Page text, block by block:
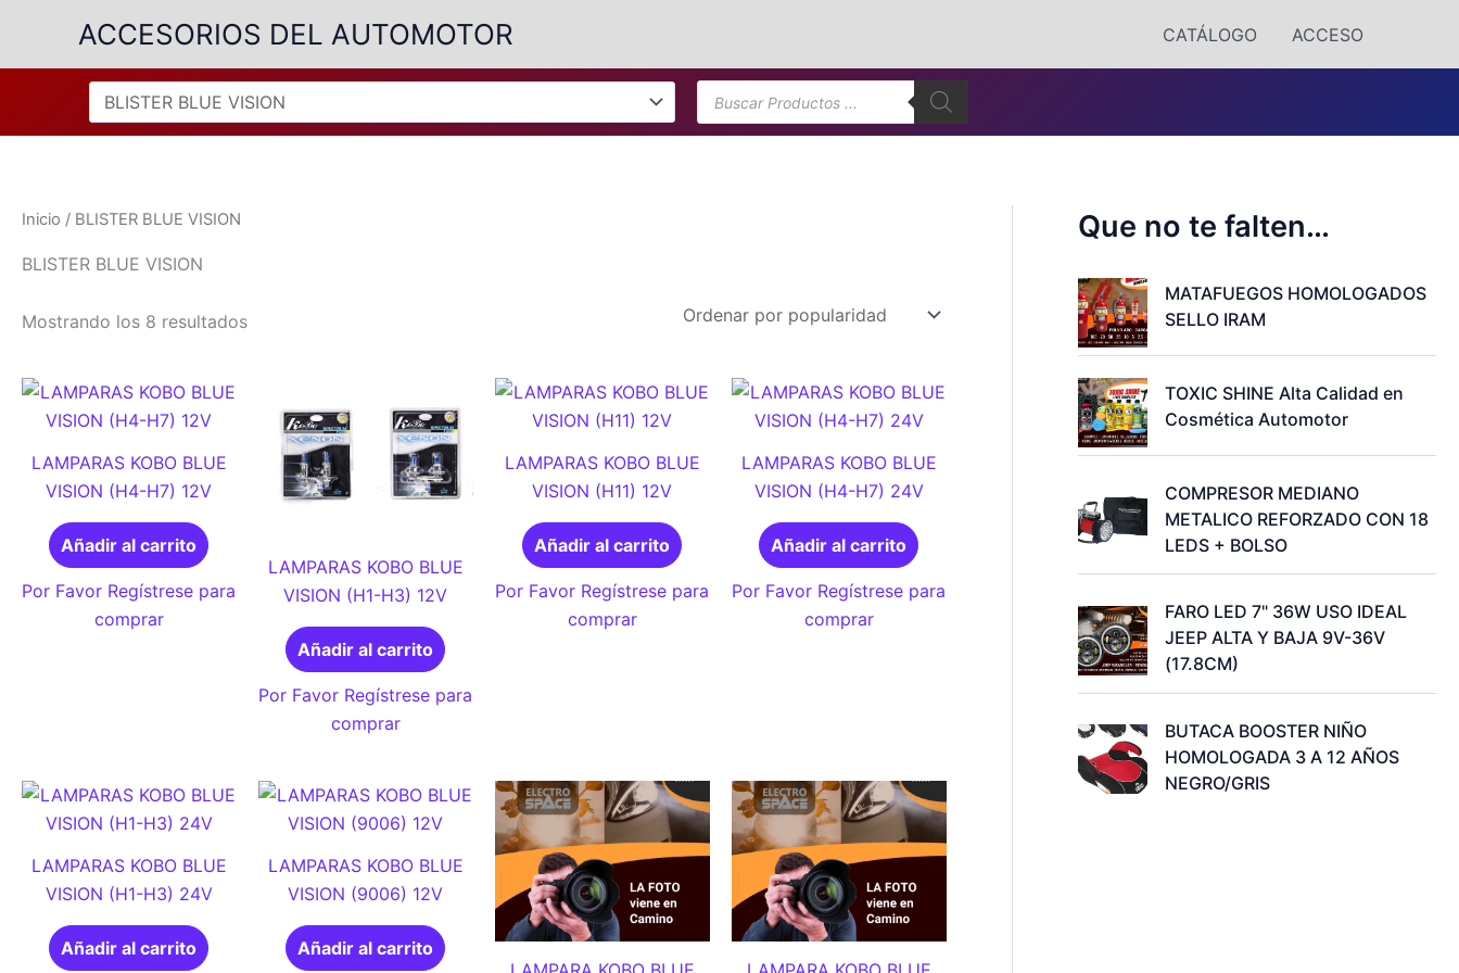
contenido
ACCESORIOS DEL AUTOMOTOR CATÁLOGO ACCESO
Búsqueda
de
productos
Inicio / BLISTER BLUE VISION
BLISTER BLUE VISION
Mostrando los 8 resultadosOrdenado
LAMPARAS KOBO BLUE
VISION (H4-H7) 12V
Añadir al carrito
Por Favor Regístrese para
comprar
LAMPARAS KOBO BLUE
VISION (H1-H3) 12V
Añadir al carrito
Por Favor Regístrese para
comprar
LAMPARAS KOBO BLUE
VISION (H11) 12V
Añadir al carrito
Por Favor Regístrese para
comprar
LAMPARAS KOBO BLUE
VISION (H4-H7) 24V
Añadir al carrito
Por Favor Regístrese para
comprar
LAMPARAS KOBO BLUE
VISION (H1-H3) 24V
Añadir al carrito
LAMPARAS KOBO BLUE
VISION (9006) 12V
Añadir al carrito
Que no te falten…
MATAFUEGOS HOMOLOGADOS
SELLO IRAM
TOXIC SHINE Alta Calidad en
Cosmética Automotor
COMPRESOR MEDIANO
METALICO REFORZADO CON 18
LEDS + BOLSO
FARO LED 7" 36W USO IDEAL
JEEP ALTA Y BAJA 9V-36V
(17.8CM)
BUTACA BOOSTER NIÑO
HOMOLOGADA 3 A 12 AÑOS
NEGRO/GRIS